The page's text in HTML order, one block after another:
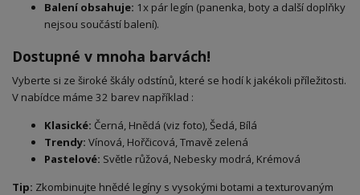
Balení obsahuje: 1x pár legín (panenka, boty a další doplňky
nejsou součástí balení).
Dostupné v mnoha barvách!
​Vyberte si ze široké škály odstínů, které se hodí k jakékoli příležitosti.
V nabídce máme 32 barev například :
Klasické: Černá, Hnědá (viz foto), Šedá, Bílá
Trendy: Vínová, Hořčicová, Tmavě zelená
Pastelové: Světle růžová, Nebesky modrá, Krémová
Tip: Zkombinujte hnědé legíny s vysokými botami a texturovaným